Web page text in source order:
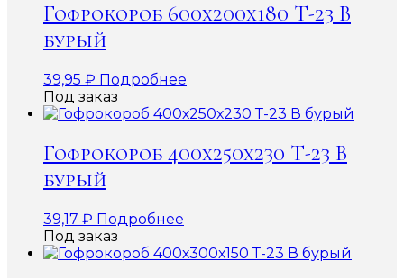
Гофрокороб 600х200х180 Т-23 В
бурый
39,95 ₽ Подробнее
Под заказ
Гофрокороб 400х250х230 Т-23 В
бурый
39,17 ₽ Подробнее
Под заказ